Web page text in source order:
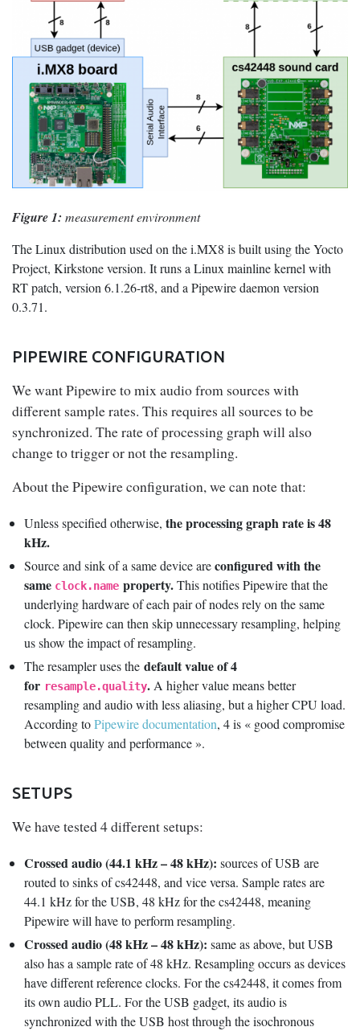
Figure 1: measurement environment
The Linux distribution used on the i.MX8 is built using the Yocto
Project, Kirkstone version. It runs a Linux mainline kernel with
RT patch, version 6.1.26-rt8, and a Pipewire daemon version
0.3.71.
PIPEWIRE CONFIGURATION
We want Pipewire to mix audio from sources with
different sample rates. This requires all sources to be
synchronized. The rate of processing graph will also
change to trigger or not the resampling.
About the Pipewire configuration, we can note that:
Unless specified otherwise, the processing graph rate is 48
kHz.
Source and sink of a same device areconfigured with the
same clock.name property.This notifies Pipewire that the
underlying hardware of each pair of nodes rely on the same
clock. Pipewire can then skip unnecessary resampling, helping
us show the impact of resampling.
The resampler uses the default value of 4
for resample.quality. A higher value means better
resampling and audio with less aliasing, but a higher CPU load.
According toPipewire documentation, 4 is « good compromise
between quality and performance ».
SETUPS
We have tested 4 different setups:
Crossed audio (44.1 kHz – 48 kHz): sources of USB are
routed to sinks of cs42448, and vice versa. Sample rates are
44.1 kHz for the USB, 48 kHz for the cs42448, meaning
Pipewire will have to perform resampling.
Crossed audio (48 kHz – 48 kHz): same as above, but USB
also has a sample rate of 48 kHz. Resampling occurs as devices
have different reference clocks. For the cs42448, it comes from
its own audio PLL. For the USB gadget, its audio is
synchronized with the USB host through the isochronous